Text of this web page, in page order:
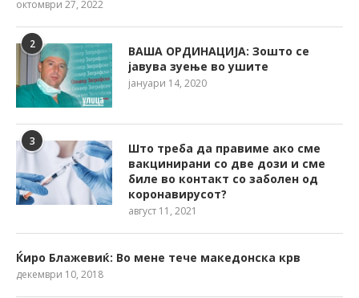
октомври 27, 2022
2
ВАША ОРДИНАЦИЈА: Зошто се
јавува зуење во ушите
јануари 14, 2020
3
Што треба да правиме ако сме
вакцинирани со две дози и сме
биле во контакт со заболен од
коронавирусот?
август 11, 2021
Ќиро Блажевиќ: Во мене тече македонска крв
декември 10, 2018